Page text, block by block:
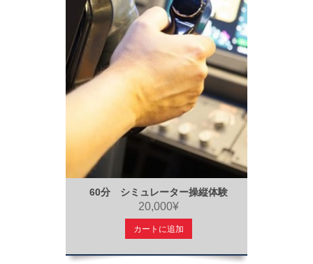
60分 シミュレーター操縦体験
20,000¥
カートに追加